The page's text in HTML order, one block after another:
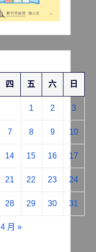
四 五 六 日
1 2 3
7 8 9 10
14 15 16 17
21 22 23 24
28 29 30 31
4 月 »